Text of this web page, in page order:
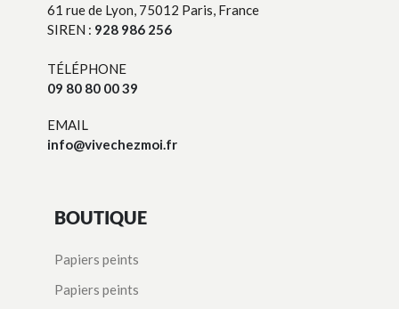
61 rue de Lyon, 75012 Paris, France
SIREN : 928 986 256
TÉLÉPHONE
09 80 80 00 39
EMAIL
info@vivechezmoi.fr
BOUTIQUE
Papiers peints
Papiers peints